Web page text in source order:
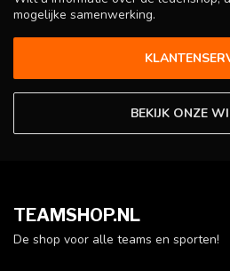
mogelijke samenwerking.
BEKIJK ONZE
TEAMSHOP.NL
De shop voor alle teams en sporten!